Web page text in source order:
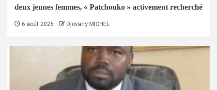
deux jeunes femmes, « Patchouko » activement recherché
6 août 2026 Djovany MICHEL